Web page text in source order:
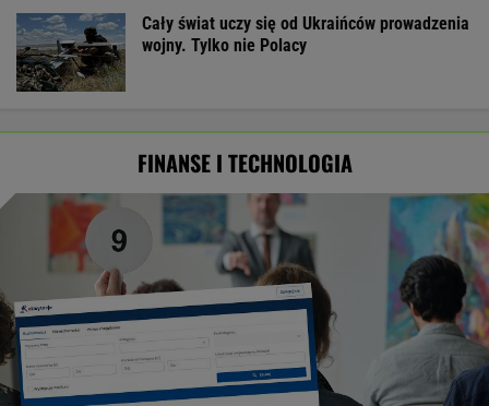
Cały świat uczy się od Ukraińców prowadzenia
wojny. Tylko nie Polacy
FINANSE I TECHNOLOGIA